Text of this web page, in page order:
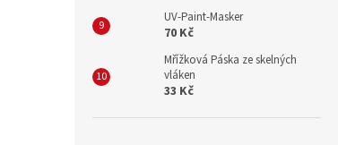
UV-Paint-Masker
70 Kč
Mřížková Páska ze skelných
vláken
33 Kč